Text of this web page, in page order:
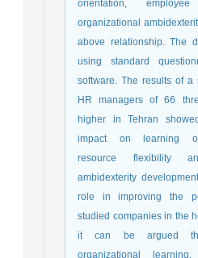
orientation,
organizational
above relationship. The
using standard
software. The results of a
HR managers of 66
higher in Tehran
impact on learning
resource flexibility
ambidexterity
role in improving the
studied companies in the
it can be argued
organizational